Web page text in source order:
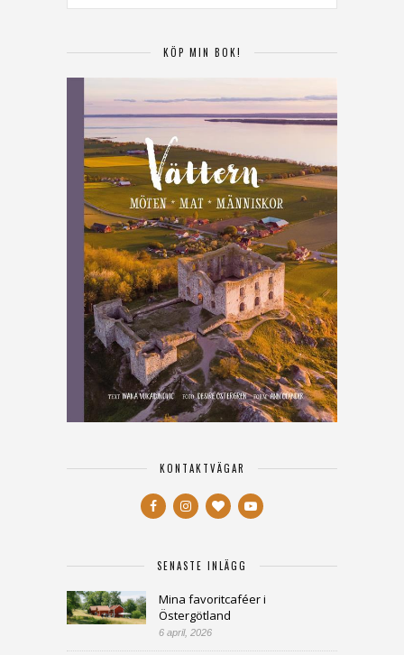
KÖP MIN BOK!
KONTAKTVÄGAR
SENASTE INLÄGG
Mina favoritcaféer i
Östergötland
6 april, 2026